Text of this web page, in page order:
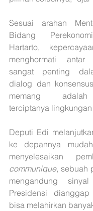
Sesuai arahan
Bidang
Hartarto,
menghormati
sangat penting
dialog dan
memang adalah
terciptanya
Deputi Edi
ke depannya
menyelesaikan
communique, sebuah
mengandung
Presidensi
bisa melahirkan